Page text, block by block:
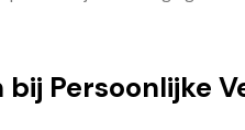
Persoonlijke